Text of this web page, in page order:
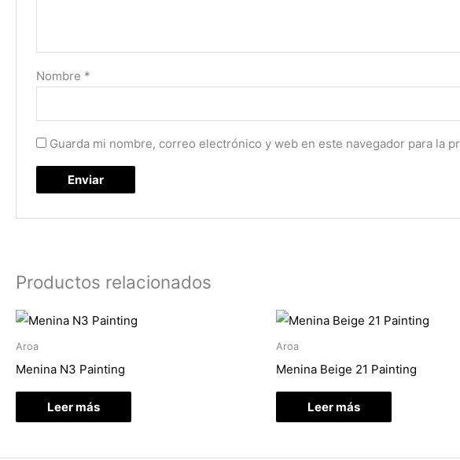
Nombre *
Guarda mi nombre, correo electrónico y web en este navegador para la
Productos relacionados
Aroa
Menina N3 Painting
Leer más
Aroa
Menina Beige 21 Painting
Leer más